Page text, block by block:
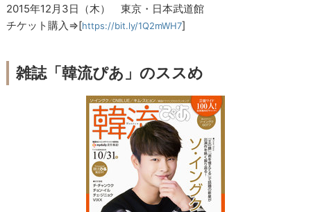
2015年12月3日（木） 東京・日本武道館
チケット購入⇒[https://bit.ly/1Q2mWH7]
雑誌「韓流ぴあ」のススめ